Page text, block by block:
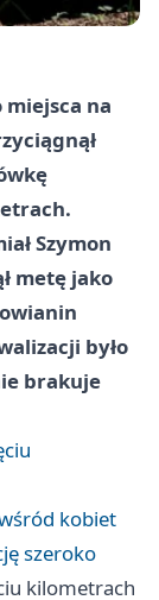
miejsca na
Szymon
metę jako
było
brakuje
kobiet
szeroko
kilometrach